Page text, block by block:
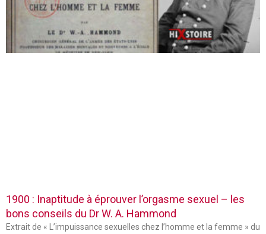
1900 : Inaptitude à éprouver l’orgasme sexuel – les
bons conseils du Dr W. A. Hammond
Extrait de « L’impuissance sexuelles chez l’homme et la femme » du